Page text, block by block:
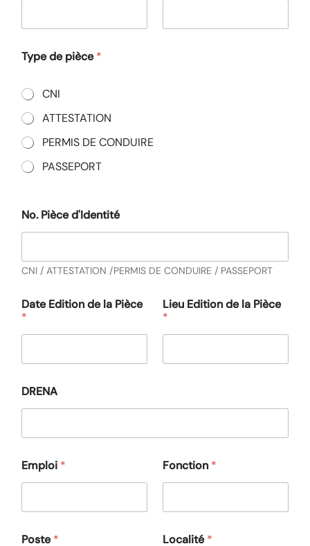
Type de pièce*
CNI
ATTESTATION
PERMIS DE CONDUIRE
PASSEPORT
No. Pièce d'Identité
CNI / ATTESTATION /PERMIS DE CONDUIRE / PASSEPORT
Date Edition de la Pièce
*
Lieu Edition de la Pièce
*
DRENA
Emploi * Fonction *
Poste* Localité*